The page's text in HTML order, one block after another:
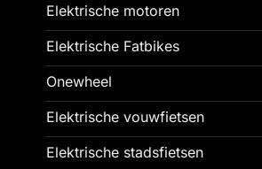
Elektrische motoren
Elektrische Fatbikes
Onewheel
Elektrische vouwfietsen
Elektrische stadsfietsen